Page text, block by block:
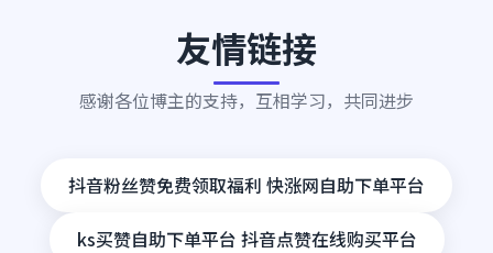
友情链接
感谢各位博主的支持，互相学习，共同进步
抖音粉丝赞免费领取福利 快涨网自助下单平台
ks买赞自助下单平台 抖音点赞在线购买平台